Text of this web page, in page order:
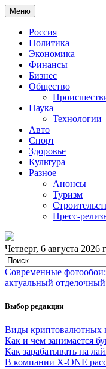
Меню
Россия
Политика
Экономика
Финансы
Бизнес
Общество
Наука
Технологии
Авто
Спорт
Здоровье
Культура
Разное
Анонсы
Туризм
Пресс-
Четверг, 6 августа 2026
Современные
актуальный
Выбор редакции
Виды криптовалютных
Как и чем занимается
Как зарабатывать на
В компании X-ONE